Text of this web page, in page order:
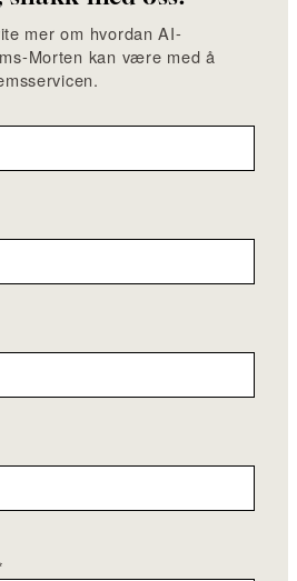
mer om hvordan AI-
Morten kan være med å